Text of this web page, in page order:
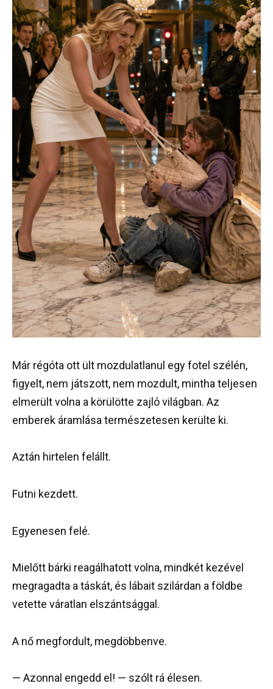
Már régóta ott ült mozdulatlanul egy fotel szélén,
figyelt, nem játszott, nem mozdult, mintha teljesen
elmerült volna a körülötte zajló világban. Az
emberek áramlása természetesen kerülte ki.
Aztán hirtelen felállt.
Futni kezdett.
Egyenesen felé.
Mielőtt bárki reagálhatott volna, mindkét kezével
megragadta a táskát, és lábait szilárdan a földbe
vetette váratlan elszántsággal.
A nő megfordult, megdöbbenve.
— Azonnal engedd el! — szólt rá élesen.